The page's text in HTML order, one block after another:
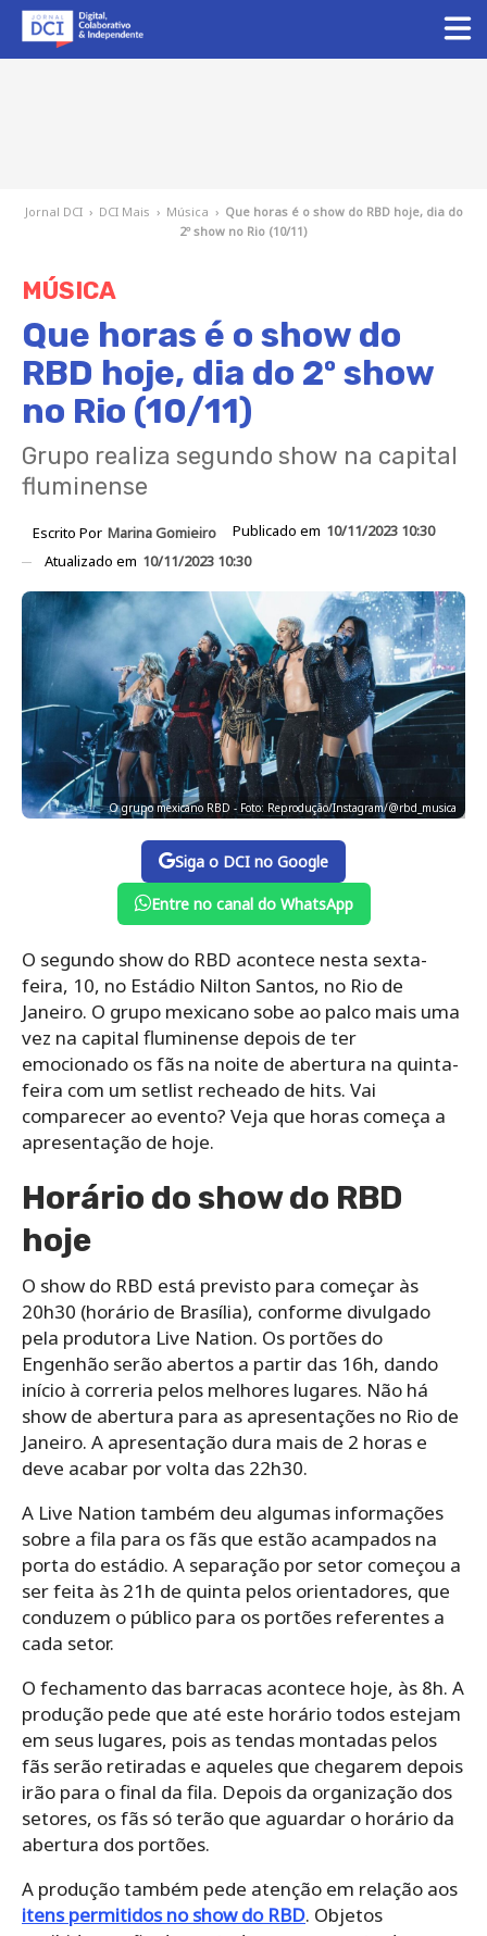
Jornal DCI › DCI Mais › Música › Que horas é o show do RBD hoje, dia do
2º show no Rio (10/11)
MÚSICA
Que horas é o show do
RBD hoje, dia do 2º show
no Rio (10/11)
Grupo realiza segundo show na capital
fluminense
Escrito Por Marina Gomieiro Publicado em 10/11/2023 10:30
Atualizado em 10/11/2023 10:30
O grupo mexicano RBD - Foto: Reprodução/Instagram/@rbd_musica
Siga o DCI no Google
Entre no canal do WhatsApp
O segundo show do RBD acontece nesta sexta-
feira, 10, no Estádio Nilton Santos, no Rio de
Janeiro. O grupo mexicano sobe ao palco mais uma
vez na capital fluminense depois de ter
emocionado os fãs na noite de abertura na quinta-
feira com um setlist recheado de hits. Vai
comparecer ao evento? Veja que horas começa a
apresentação de hoje.
Horário do show do RBD
hoje
O show do RBD está previsto para começar às
20h30 (horário de Brasília), conforme divulgado
pela produtora Live Nation. Os portões do
Engenhão serão abertos a partir das 16h, dando
início à correria pelos melhores lugares. Não há
show de abertura para as apresentações no Rio de
Janeiro. A apresentação dura mais de 2 horas e
deve acabar por volta das 22h30.
A Live Nation também deu algumas informações
sobre a fila para os fãs que estão acampados na
porta do estádio. A separação por setor começou a
ser feita às 21h de quinta pelos orientadores, que
conduzem o público para os portões referentes a
cada setor.
O fechamento das barracas acontece hoje, às 8h. A
produção pede que até este horário todos estejam
em seus lugares, pois as tendas montadas pelos
fãs serão retiradas e aqueles que chegarem depois
irão para o final da fila. Depois da organização dos
setores, os fãs só terão que aguardar o horário da
abertura dos portões.
A produção também pede atenção em relação aos
itens permitidos no show do RBD. Objetos